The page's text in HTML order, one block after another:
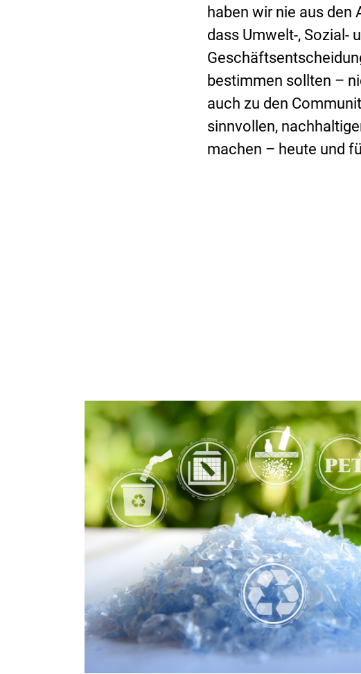
haben wir nie aus den
dass Umwelt-, Sozial-
bestimmen sollten –
auch zu den
sinnvollen,
machen – heute und